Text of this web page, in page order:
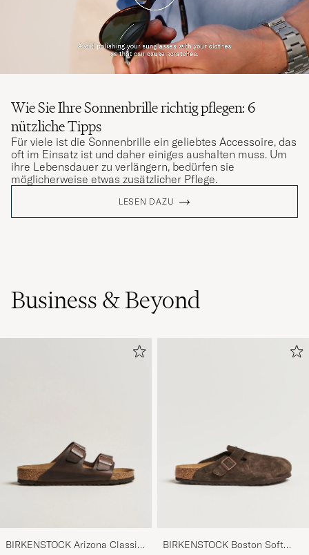
Wie Sie Ihre Sonnenbrille richtig pflegen: 6
nützliche Tipps
Für viele ist die Sonnenbrille ein geliebtes Accessoire, das
oft im Einsatz ist und daher einiges aushalten muss. Um
ihre Lebensdauer zu verlängern, bedürfen sie
möglicherweise etwas zusätzlicher Pflege.
LESEN DAZU
Business & Beyond
BIRKENSTOCK Arizona Classic
BIRKENSTOCK Boston Soft